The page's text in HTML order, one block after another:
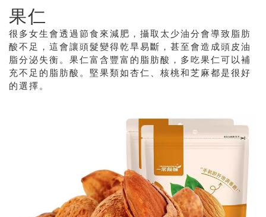
果仁
很多女生會透過節食來減肥，攝取太少油分會導致脂肪
酸不足，這會讓頭髮變得乾旱易斷，甚至會造成頭皮油
脂分泌失衡。果仁富含豐富的脂肪酸，多吃果仁可以補
充不足的脂肪酸。堅果類如杏仁、核桃和芝麻都是很好
的選擇。